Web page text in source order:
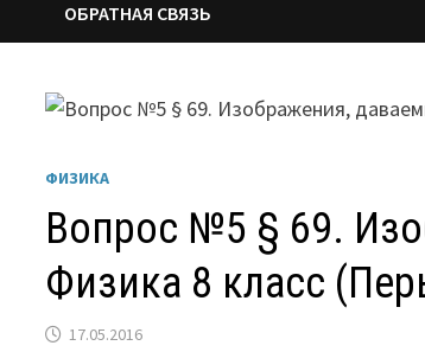
ОБРАТНАЯ СВЯЗЬ
ФИЗИКА
Вопрос №5 § 69.
Физика 8 класс
17.05.2016